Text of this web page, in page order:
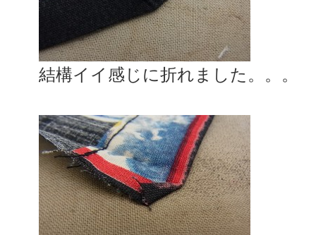
結構イイ感じに折れました。。。